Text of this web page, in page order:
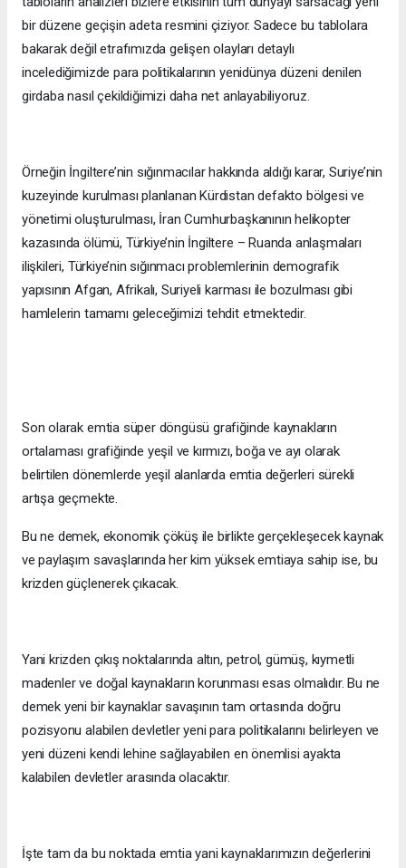
bir düzene geçişin adeta resmini çiziyor. Sadece bu tablolara
bakarak değil etrafımızda gelişen olayları detaylı
incelediğimizde para politikalarının yenidünya düzeni denilen
girdaba nasıl çekildiğimizi daha net anlayabiliyoruz.
Örneğin İngiltere’nin sığınmacılar hakkında aldığı karar, Suriye’nin
kuzeyinde kurulması planlanan Kürdistan defakto bölgesi ve
yönetimi oluşturulması, İran Cumhurbaşkanının helikopter
kazasında ölümü, Türkiye’nin İngiltere – Ruanda anlaşmaları
ilişkileri, Türkiye’nin sığınmacı problemlerinin demografik
yapısının Afgan, Afrikalı, Suriyeli karması ile bozulması gibi
hamlelerin tamamı geleceğimizi tehdit etmektedir.
Son olarak emtia süper döngüsü grafiğinde kaynakların
ortalaması grafiğinde yeşil ve kırmızı, boğa ve ayı olarak
belirtilen dönemlerde yeşil alanlarda emtia değerleri sürekli
artışa geçmekte.
Bu ne demek, ekonomik çöküş ile birlikte gerçekleşecek kaynak
ve paylaşım savaşlarında her kim yüksek emtiaya sahip ise, bu
krizden güçlenerek çıkacak.
Yani krizden çıkış noktalarında altın, petrol, gümüş, kıymetli
madenler ve doğal kaynakların korunması esas olmalıdır. Bu ne
demek yeni bir kaynaklar savaşının tam ortasında doğru
pozisyonu alabilen devletler yeni para politikalarını belirleyen ve
yeni düzeni kendi lehine sağlayabilen en önemlisi ayakta
kalabilen devletler arasında olacaktır.
İşte tam da bu noktada emtia yani kaynaklarımızın değerlerini